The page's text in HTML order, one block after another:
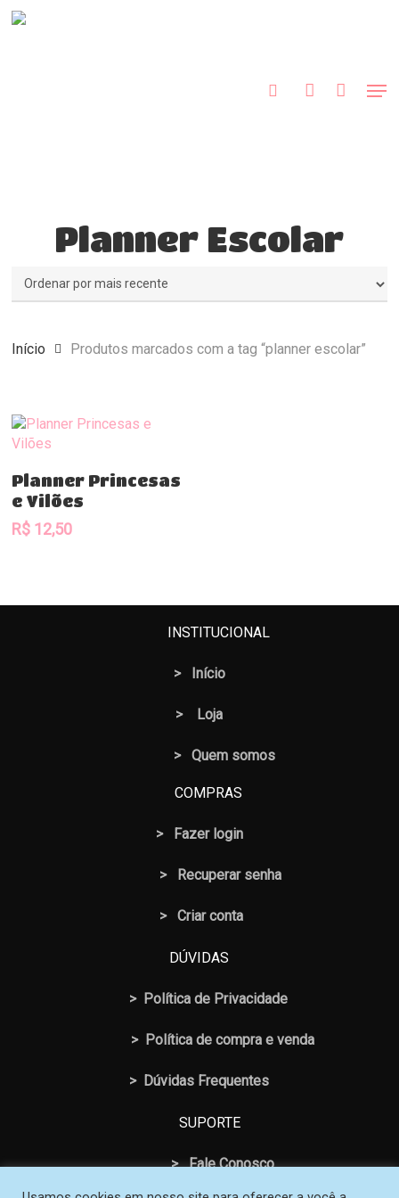
Skip
Planner Escolar
Início Produtos marcados com a tag “planner escolar”
Comprar
Planner Princesas
e Vilões
R$ 12,50
INSTITUCIONAL
> Início
> Loja
> Quem somos
COMPRAS
> Fazer login
> Recuperar senha
> Criar conta
DÚVIDAS
> Política de Privacidade
> Política de compra e venda
> Dúvidas Frequentes
SUPORTE
> Fale Conosco